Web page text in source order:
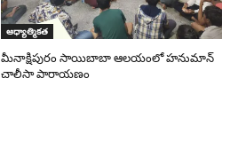
ఆధ్యాత్మికత
మీనాక్షిపురం సాయిబాబా ఆలయంలో హనుమాన్
చాలీసా పారాయణం